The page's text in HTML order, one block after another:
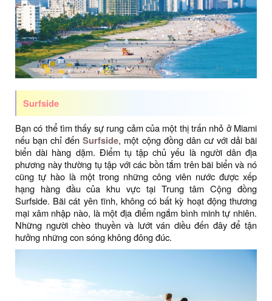
Surfside
Bạn có thể tìm thấy sự rung cảm của một thị trấn nhỏ ở Miami
nếu bạn chỉ đếnSurfside, một cộng đồng dân cư với dải bãi
biển dài hàng dặm. Điểm tụ tập chủ yếu là người dân địa
phương này thường tụ tập với các bồn tắm trên bãi biển và nó
cũng tự hào là một trong những công viên nước được xếp
hạng hàng đầu của khu vực tại Trung tâm Cộng đồng
Surfside. Bãi cát yên tĩnh, không có bất kỳ hoạt động thương
mại xâm nhập nào, là một địa điểm ngắm bình minh tự nhiên.
Những người chèo thuyền và lướt ván diều đến đây để tận
hưởng những con sóng không đông đúc.